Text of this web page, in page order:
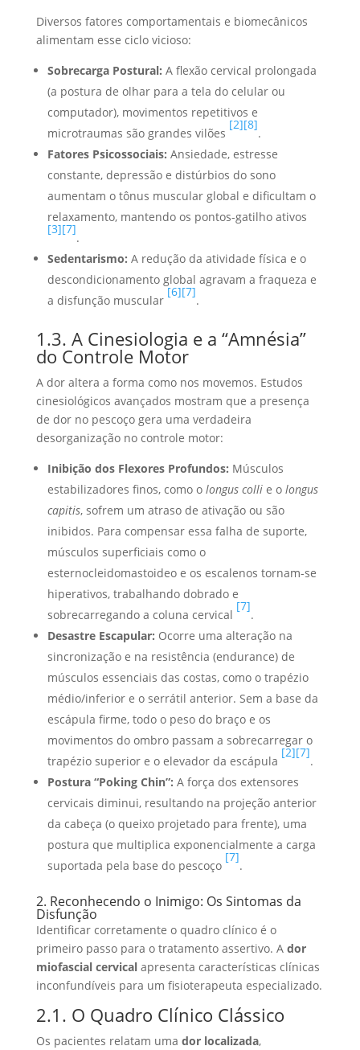
Diversos fatores comportamentais e biomecânicos
alimentam esse ciclo vicioso:
Sobrecarga Postural: A flexão cervical prolongada
(a postura de olhar para a tela do celular ou
computador), movimentos repetitivos e
microtraumas são grandes vilões
[2][8]
.
Fatores Psicossociais: Ansiedade, estresse
constante, depressão e distúrbios do sono
aumentam o tônus muscular global e dificultam o
relaxamento, mantendo os pontos-gatilho ativos
[3][7]
.
Sedentarismo: A redução da atividade física e o
descondicionamento global agravam a fraqueza e
a disfunção muscular
[6][7]
.
1.3. A Cinesiologia e a “Amnésia”
do Controle Motor
A dor altera a forma como nos movemos. Estudos
cinesiológicos avançados mostram que a presença
de dor no pescoço gera uma verdadeira
desorganização no controle motor:
Inibição dos Flexores Profundos: Músculos
estabilizadores finos, como o longus collie o longus
capitis, sofrem um atraso de ativação ou são
inibidos. Para compensar essa falha de suporte,
músculos superficiais como o
esternocleidomastoideo e os escalenos tornam-se
hiperativos, trabalhando dobrado e
sobrecarregando a coluna cervical
[7]
.
Desastre Escapular: Ocorre uma alteração na
sincronização e na resistência (endurance) de
músculos essenciais das costas, como o trapézio
médio/inferior e o serrátil anterior. Sem a base da
escápula firme, todo o peso do braço e os
movimentos do ombro passam a sobrecarregar o
trapézio superior e o elevador da escápula
[2][7]
.
Postura “Poking Chin”: A força dos extensores
cervicais diminui, resultando na projeção anterior
da cabeça (o queixo projetado para frente), uma
postura que multiplica exponencialmente a carga
suportada pela base do pescoço
[7]
.
2. Reconhecendo o Inimigo: Os Sintomas da
Disfunção
Identificar corretamente o quadro clínico é o
primeiro passo para o tratamento assertivo. A dor
miofascial cervicalapresenta características clínicas
inconfundíveis para um fisioterapeuta especializado.
2.1. O Quadro Clínico Clássico
Os pacientes relatam uma dor localizada,